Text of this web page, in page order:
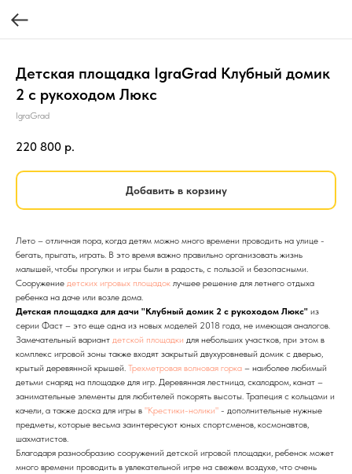
Детская площадка IgraGrad Клубный домик
2 с рукоходом Люкс
IgraGrad
220 800 р.
Добавить в корзину
Лето – отличная пора, когда детям можно много времени проводить на улице -
бегать, прыгать, играть. В это время важно правильно организовать жизнь
малышей, чтобы прогулки и игры были в радость, с пользой и безопасными.
Сооружение детских игровых площадок лучшее решение для летнего отдыха
ребенка на даче или возле дома.
Детская площадка для дачи "Клубный домик 2 с рукоходом Люкс" из
серии Фаст – это еще одна из новых моделей 2018 года, не имеющая аналогов.
Замечательный вариант детской площадки для небольших участков, при этом в
комплекс игровой зоны также входят закрытый двухуровневый домик с дверью,
крытый деревянной крышей. Трехметровая волновая горка – наиболее любимый
детьми снаряд на площадке для игр. Деревянная лестница, скалодром, канат –
занимательные элементы для любителей покорять высоты. Трапеция с кольцами и
качели, а также доска для игры в "Крестики-нолики" - дополнительные нужные
предметы, которые весьма заинтересуют юных спортсменов, космонавтов,
шахматистов.
Благодаря разнообразию сооружений детской игровой площадки, ребенок может
много времени проводить в увлекательной игре на свежем воздухе, что очень